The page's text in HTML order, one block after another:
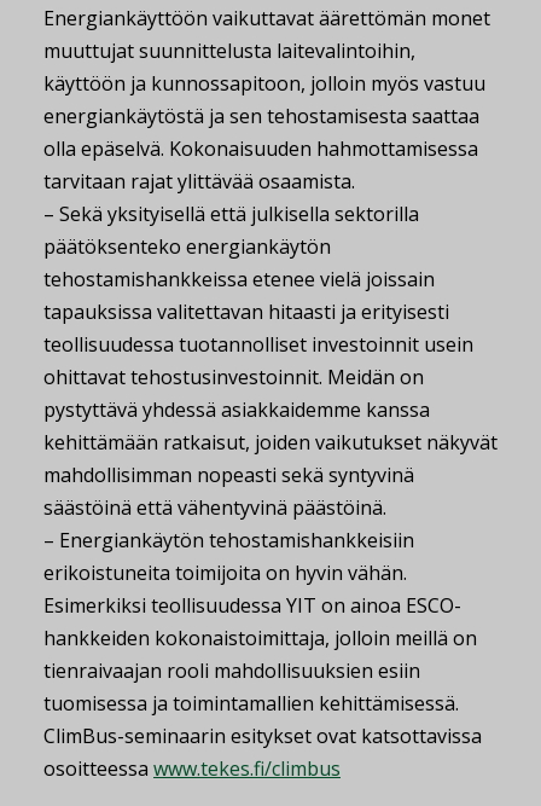
Energiankäyttöön vaikuttavat äärettömän monet
muuttujat suunnittelusta laitevalintoihin,
käyttöön ja kunnossapitoon, jolloin myös vastuu
energiankäytöstä ja sen tehostamisesta saattaa
olla epäselvä. Kokonaisuuden hahmottamisessa
tarvitaan rajat ylittävää osaamista.
– Sekä yksityisellä että julkisella sektorilla
päätöksenteko energiankäytön
tehostamishankkeissa etenee vielä joissain
tapauksissa valitettavan hitaasti ja erityisesti
teollisuudessa tuotannolliset investoinnit usein
ohittavat tehostusinvestoinnit. Meidän on
pystyttävä yhdessä asiakkaidemme kanssa
kehittämään ratkaisut, joiden vaikutukset näkyvät
mahdollisimman nopeasti sekä syntyvinä
säästöinä että vähentyvinä päästöinä.
– Energiankäytön tehostamishankkeisiin
erikoistuneita toimijoita on hyvin vähän.
Esimerkiksi teollisuudessa YIT on ainoa ESCO-
hankkeiden kokonaistoimittaja, jolloin meillä on
tienraivaajan rooli mahdollisuuksien esiin
tuomisessa ja toimintamallien kehittämisessä.
ClimBus-seminaarin esitykset ovat katsottavissa
osoitteessa www.tekes.fi/climbus